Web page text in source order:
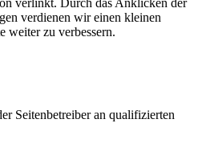
verlinkt. Durch das Anklicken der
verdienen wir einen kleinen
weiter zu verbessern.
Seitenbetreiber an qualifizierten